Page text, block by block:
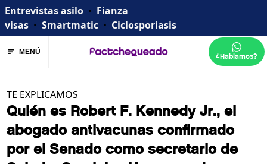
Entrevistas asilo • Fianza
visas • Smartmatic • Ciclosporiasis
MENÚ ¿Hablamos?
TE EXPLICAMOS
Quién es Robert F. Kennedy Jr., el
abogado antivacunas confirmado
por el Senado como secretario de